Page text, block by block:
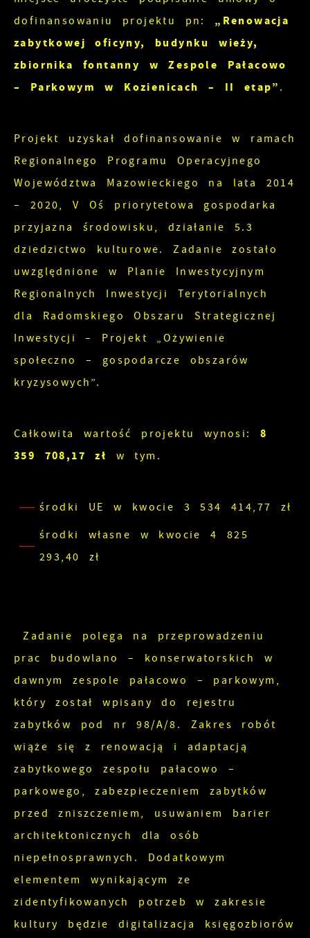
dofinansowaniu projektu pn: „Renowacja
zabytkowej oficyny, budynku wieży,
zbiornika fontanny w Zespole Pałacowo
– Parkowym w Kozienicach – II etap” .
Projekt uzyskał dofinansowanie w ramach
Regionalnego Programu Operacyjnego
Województwa Mazowieckiego na lata 2014
– 2020, V Oś priorytetowa gospodarka
przyjazna środowisku, działanie 5.3
dziedzictwo kulturowe. Zadanie zostało
uwzględnione w Planie Inwestycyjnym
Regionalnych Inwestycji Terytorialnych
dla Radomskiego Obszaru Strategicznej
Inwestycji – Projekt „Ożywienie
społeczno – gospodarcze obszarów
kryzysowych”.
Całkowita wartość projektu wynosi:8
359 708,17 zł
w tym.
środki UE w kwocie 3 534 414,77 zł
środki własne w kwocie 4 825
293,40 zł
Zadanie polega na przeprowadzeniu
prac budowlano – konserwatorskich w
dawnym zespole pałacowo – parkowym,
który został wpisany do rejestru
zabytków pod nr 98/A/8. Zakres robót
wiąże się z renowacją i adaptacją
zabytkowego zespołu pałacowo –
parkowego, zabezpieczeniem zabytków
przed zniszczeniem, usuwaniem barier
architektonicznych dla osób
niepełnosprawnych. Dodatkowym
elementem wynikającym ze
zidentyfikowanych potrzeb w zakresie
kultury będzie digitalizacja księgozbiorów
i personalizacyjne pliki cookies gwarantuje
rozwijać się i dostosowywać do Twoich
potrzeb.
informacji w zakresie wykorzystywania witryny
jaką odwiedzane są nasze serwisy www. Dane
internetowych pod względem ich popularności
wśród użytkowników. Zgromadzone informacje
są przetwarzane w formie zanonimizowanej.
Wyrażenie zgody na analityczne pliki cookies
gwarantuje dostępność wszystkich
funkcjonalności.
Więcej
Dzięki reklamowym plikom cookies
prezentujemy Ci najciekawsze informacje i
Promocyjne pliki cookies służą do
prezentowania Ci naszych komunikatów na
podstawie analizy Twoich upodobań oraz
Twoich zwyczajów dotyczących przeglądanej
witryny internetowej. Treści promocyjne mogą
lub firm będących naszymi partnerami oraz
innych dostawców usług. Firmy te działają w
charakterze pośredników prezentujących nasze